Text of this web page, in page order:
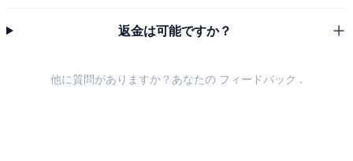
返金は可能ですか？
他に質問がありますか？あなたの フィードバック .